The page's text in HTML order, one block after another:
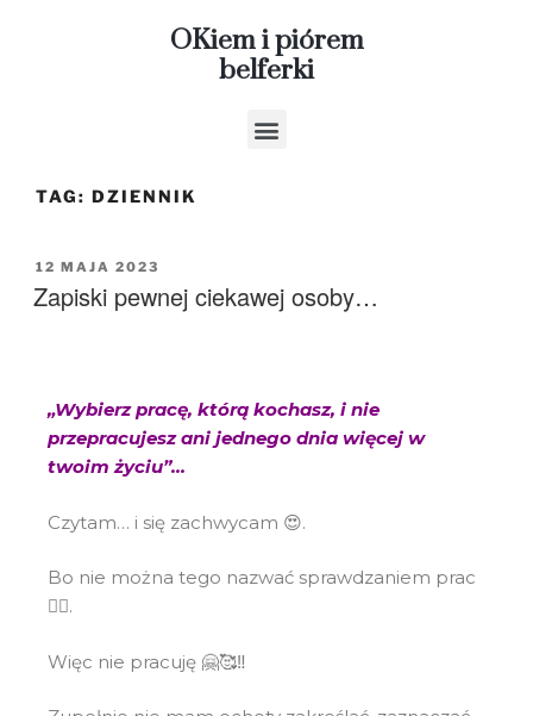
OKiem i piórem
belferki
TAG: DZIENNIK
12 MAJA 2023
Zapiski pewnej ciekawej osoby…
„Wybierz pracę, którą kochasz, i nie
przepracujesz ani jednego dnia więcej w
twoim życiu”…
Czytam… i się zachwycam 😍.
Bo nie można tego nazwać sprawdzaniem prac
🤷‍♀️.
Więc nie pracuję 🤗🥰‼